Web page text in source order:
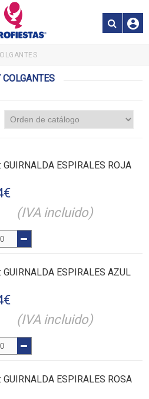
: GUIRNALDA ESPIRALES ROJA
€
(IVA incluido)
: GUIRNALDA ESPIRALES AZUL
€
(IVA incluido)
: GUIRNALDA ESPIRALES ROSA